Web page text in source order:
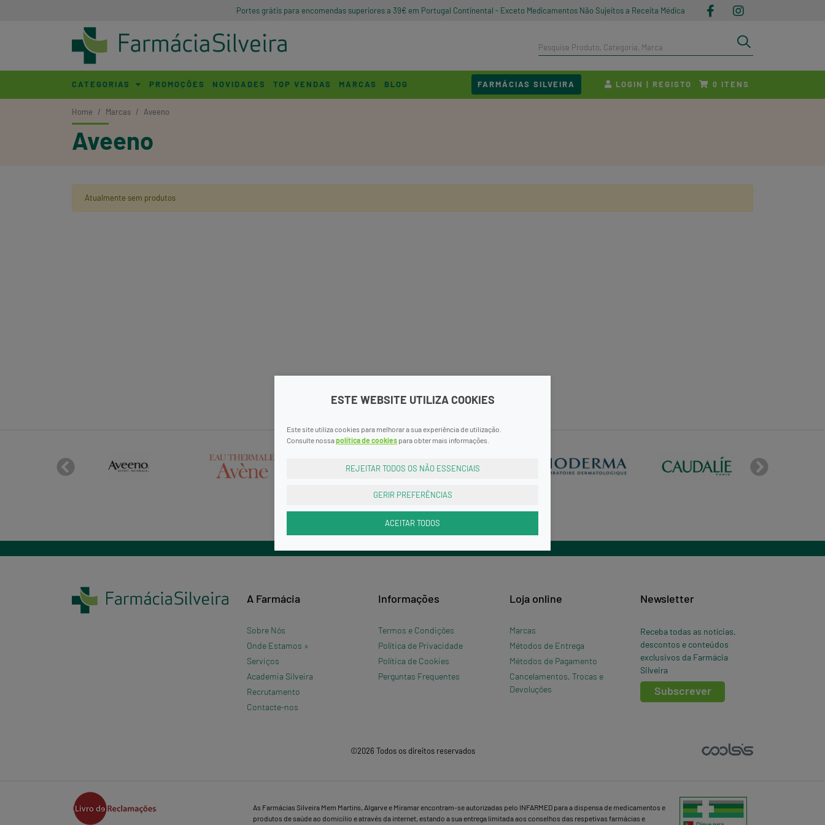
ESTE WEBSITE UTILIZA COOKIES
Este site utiliza cookies para melhorar a sua experiência de utilização.
Consulte nossapolítica de cookies para obter mais informações.
REJEITAR TODOS OS NÃO ESSENCIAIS
GERIR PREFERÊNCIAS
ACEITAR TODOS
Portes grátis para encomendas superiores a 39€ em Portugal Continental - Exceto Medicamentos Não Sujeitos a Receita Médica
CATEGORIAS PROMOÇÕES NOVIDADES TOP VENDAS MARCAS BLOG FARMÁCIAS SILVEIRA LOGIN | REGISTO 0 ITENS
Home Marcas Aveeno
Aveeno
Atualmente sem produtos
A Farmácia
Sobre Nós
Onde Estamos »
Serviços
Academia Silveira
Recrutamento
Contacte-nos
Informações
Termos e Condições
Política de Privacidade
Política de Cookies
Perguntas Frequentes
Loja online
Marcas
Métodos de Entrega
Métodos de Pagamento
Cancelamentos, Trocas e
Devoluções
Newsletter
Receba todas as notícias,
descontos e conteúdos
exclusivos da Farmácia
Silveira
Subscrever
©2026 Todos os direitos reservados
As Farmácias Silveira Mem Martins, Algarve e Miramar encontram-se autorizadas pelo INFARMED para a dispensa de medicamentos e
produtos de saúde ao domicílio e através da internet, estando a sua entrega limitada aos conselhos das respetivas farmácias e